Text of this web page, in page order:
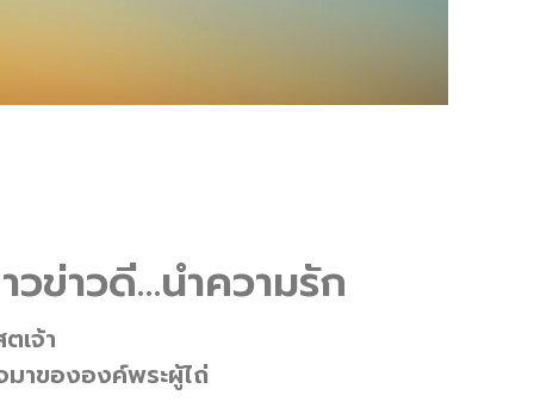
ข่าวดี…นำความรัก
เจ้า
มาขององค์พระผู้ไถ่